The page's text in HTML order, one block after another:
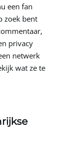
een fan
zoek bent
privacy
netwerk
wat ze te